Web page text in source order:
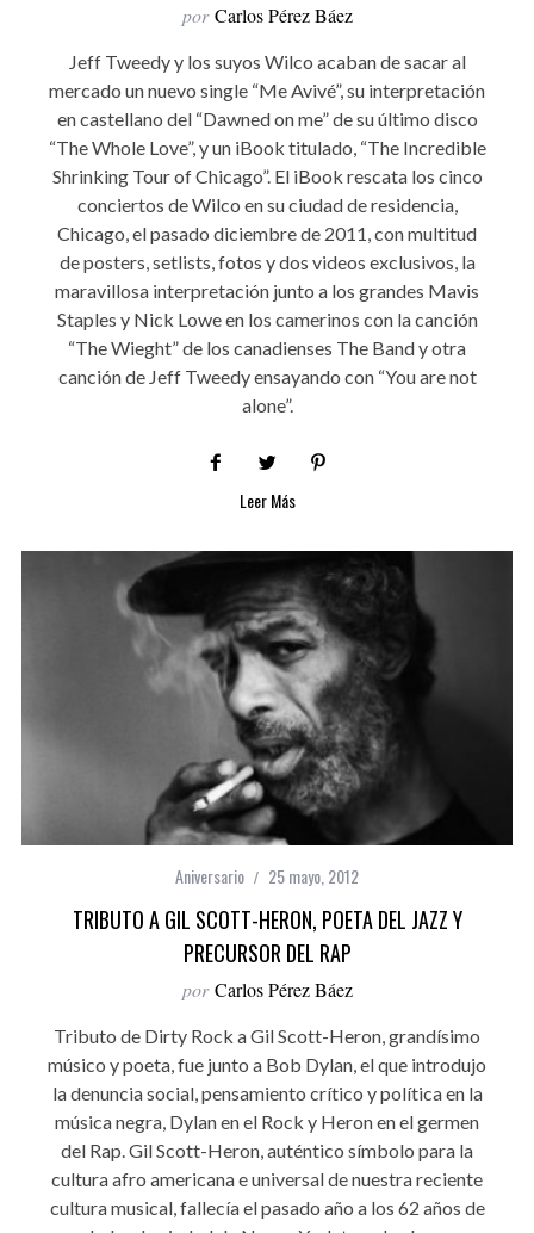
por Carlos Pérez Báez
Jeff Tweedy y los suyos Wilco acaban de sacar al
mercado un nuevo single “Me Avivé”, su interpretación
en castellano del “Dawned on me” de su último disco
“The Whole Love”, y un iBook titulado, “The Incredible
Shrinking Tour of Chicago”. El iBook rescata los cinco
conciertos de Wilco en su ciudad de residencia,
Chicago, el pasado diciembre de 2011, con multitud
de posters, setlists, fotos y dos videos exclusivos, la
maravillosa interpretación junto a los grandes Mavis
Staples y Nick Lowe en los camerinos con la canción
“The Wieght” de los canadienses The Band y otra
canción de Jeff Tweedy ensayando con “You are not
alone”.
Leer Más
Aniversario 25 mayo, 2012
TRIBUTO A GIL SCOTT-HERON, POETA DEL JAZZ Y
PRECURSOR DEL RAP
por Carlos Pérez Báez
Tributo de Dirty Rock a Gil Scott-Heron, grandísimo
músico y poeta, fue junto a Bob Dylan, el que introdujo
la denuncia social, pensamiento crítico y política en la
música negra, Dylan en el Rock y Heron en el germen
del Rap. Gil Scott-Heron, auténtico símbolo para la
cultura afro americana e universal de nuestra reciente
cultura musical, fallecía el pasado año a los 62 años de